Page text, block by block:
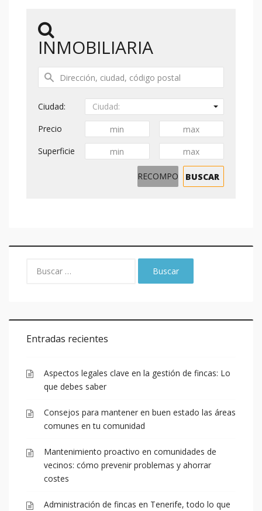
INMOBILIARIA
Ciudad:
Ciudad:
Precio
Superficie
Entradas recientes
Aspectos legales clave en la gestión de fincas: Lo
que debes saber
Consejos para mantener en buen estado las áreas
comunes en tu comunidad
Mantenimiento proactivo en comunidades de
vecinos: cómo prevenir problemas y ahorrar
costes
Administración de fincas en Tenerife, todo lo que